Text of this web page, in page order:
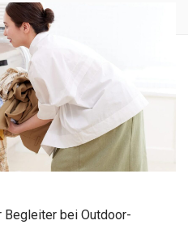
Begleiter bei Outdoor-